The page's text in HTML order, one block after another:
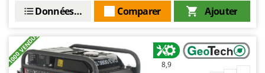
Wiper EcoRobot
Wolf Garten
Wortex
Ajouter
Comparer
Données techniques
+1000 VENDUS 8,9